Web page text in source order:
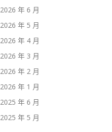
2026 年 6 月
2026 年 5 月
2026 年 4 月
2026 年 3 月
2026 年 2 月
2026 年 1 月
2025 年 6 月
2025 年 5 月